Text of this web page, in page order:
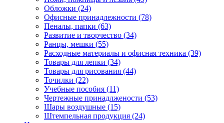
Обложки (24)
Офисные принадлежности (78)
Пеналы, папки (63)
Развитие и творчество (34)
Ранцы, мешки (55)
Расходные материалы и офисная техника (39)
Товары для лепки (34)
Товары для рисования (44)
Точилки (22)
Учебные пособия (11)
Чертежные принадлжености (53)
Шары воздушные (15)
Штемпельная продукция (24)